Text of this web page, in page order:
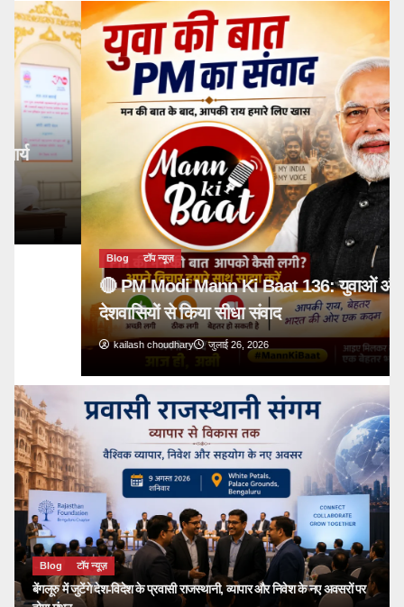
🔴 PM Modi Mann Ki Baat 136: युवाओं और
देशवासियों से किया सीधा संवाद
kailash choudhary जुलाई 26, 2026
Blog टॉप न्यूज़
बेंगलूरु में जुटेंगे देश-विदेश के प्रवासी राजस्थानी, व्यापार और निवेश के नए अवसरों पर